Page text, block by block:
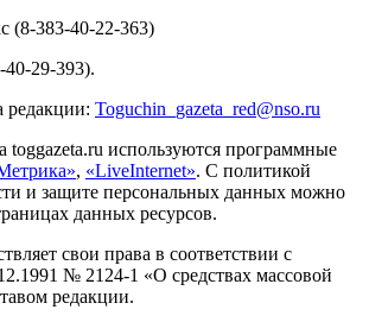
(8-383-40-22-363)
40-29-393).
редакции: Toguchin gazeta red@nso.ru
toggazeta.ru используются программные
, «LiveInternet». С политикой
и защите персональных данных можно
данных ресурсов.
свои права в соответствии с
№ 2124-1 «О средствах массовой
редакции.